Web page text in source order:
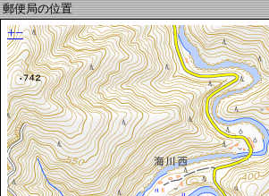
郵便局の位置